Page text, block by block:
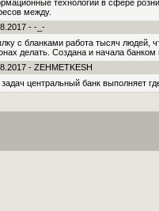
технологии в сфере
между.
- -_-
с бланками работа тысяч лю­дей,
делать. Создана и начала банком
- ZEHMETKESH
задач центральный банк выполняет